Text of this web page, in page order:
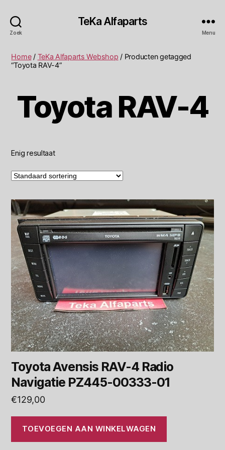
Zoek
TeKa Alfaparts
Menu
Home/ TeKa Alfaparts Webshop / Producten getagged
“Toyota RAV-4”
Toyota RAV-4
Enig resultaat
Toyota Avensis RAV-4 Radio
Navigatie PZ445-00333-01
€129,00
TOEVOEGEN AAN WINKELWAGEN